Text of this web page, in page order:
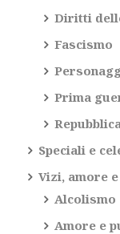
Diritti
Fascismo
Prima
Repubblica
Speciali e
Vizi, amore
Alcolismo
Amore e